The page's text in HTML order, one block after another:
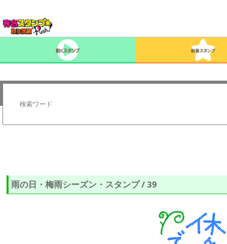
雨の日・梅雨シーズン・スタンプ / 39